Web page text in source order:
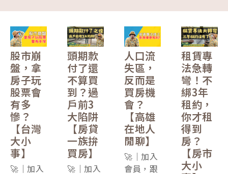
股市崩
盤，拿
房子玩
股票會
有多
慘？
【台灣
大小
事】
🚀｜加入
頭期款
付了還
不算買
到？過
戶前3
大陷阱
【房貸
一族拚
買房】
🚀｜加入
人口流
失區，
反而是
買房機
會？
【高雄
在地人
閒聊】
🚀｜加入
會員，跟
租賃專
法急轉
彎！不
綁3年
租約，
你才租
得到
房？
【房市
大小